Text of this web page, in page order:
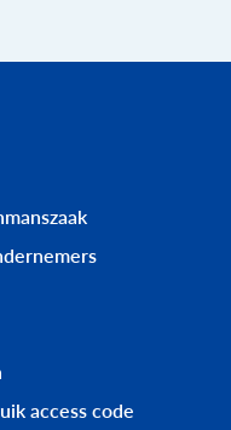
access code